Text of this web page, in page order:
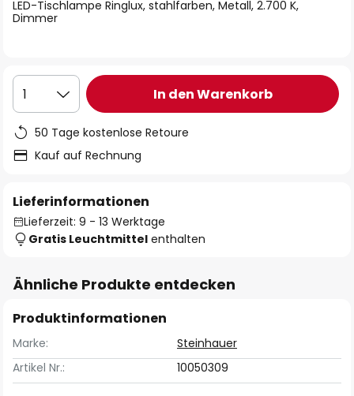
LED-Tischlampe Ringlux, stahlfarben, Metall, 2.700 K,
Dimmer
1 In den Warenkorb
50 Tage kostenlose Retoure
Kauf auf Rechnung
Lieferinformationen
Lieferzeit: 9 - 13 Werktage
Gratis Leuchtmittel enthalten
Ähnliche Produkte entdecken
Produktinformationen
Marke:
Steinhauer
Artikel Nr.:
10050309